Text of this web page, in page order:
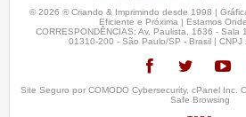
© 2026 ® Criando & Imprimindo desde 1998 |
Eficiente e Próxima | Estamos
CORRESPONDÊNCIAS: Av. Paulista, 1636 - Sala
01310-200 - São Paulo/SP - Brasil |
Site Seguro por COMODO Cybersecurity, cPanel Inc.
Safe Browsing